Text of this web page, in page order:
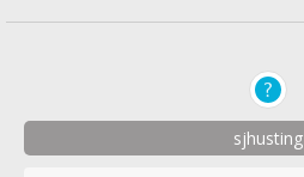
sjhusting